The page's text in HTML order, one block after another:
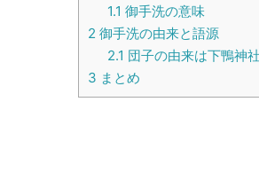
1.1 御手洗の意味
2 御手洗の由来と語源
2.1 団子の由来は下鴨神社
3 まとめ